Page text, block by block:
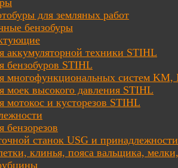
для земляных работ
бензобуры
аккумуляторной техники STIHL
бензобуров STIHL
многофункциональных систем KM,
моек высокого давления STIHL
мотокос и кусторезов STIHL
бензорезов
станок USG и принадлежности
клинья, пояса вальщика, мелки,